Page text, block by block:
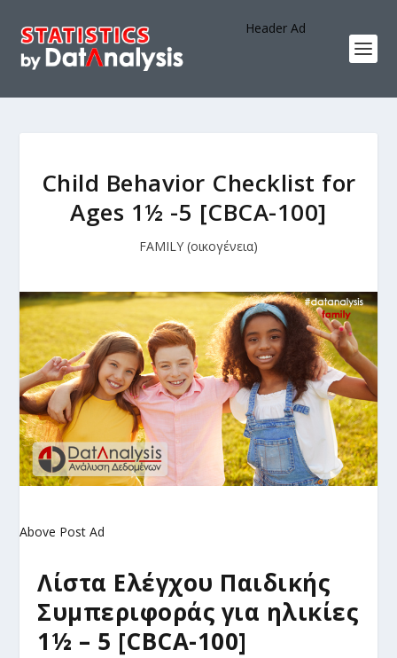
Header Ad
Child Behavior Checklist for
Ages 1½ -5 [CBCA-100]
FAMILY (οικογένεια)
Above Post Ad
Λίστα Ελέγχου Παιδικής
Συμπεριφοράς για ηλικίες
1½ – 5 [CBCA-100]